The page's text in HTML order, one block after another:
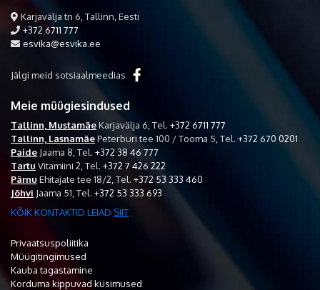
Karjavälja tn 6, Tallinn, Eesti
+372 6711 777
esvika@esvika.ee
Jälgi meid sotsiaalmeedias
Meie müügiesindused
Tallinn, MustamäeKarjavälja 6, Tel. +372 6711 777
Tallinn, LasnamäePeterburi tee 100 / Tooma 5, Tel. +372 670 0201
Paide Jaama 8, Tel. +372 38 46 777
Tartu Vitamiini 2, Tel. +372 7 426 222
Pärnu Ehitajate tee 18/2, Tel. +372 53 333 460
Jõhvi Jaama 51, Tel. +372 53 333 693
KÕIK KONTAKTID LEIAD SIIT
Privaatsuspoliitika
Müügitingimused
Kauba tagastamine
Korduma kippuvad küsimused